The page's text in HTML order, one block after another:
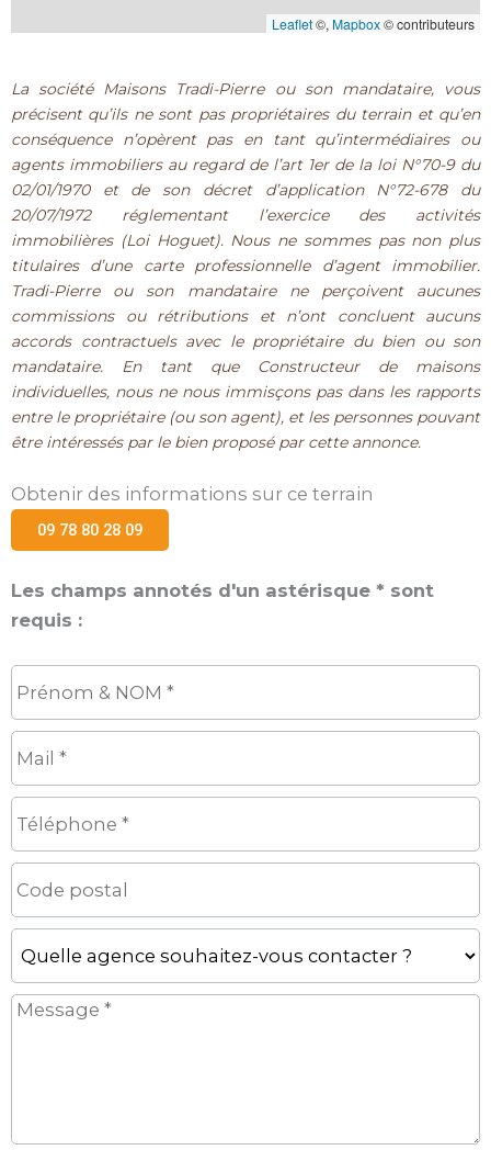
Leaflet©, Mapbox© contributeurs
La société Maisons Tradi-Pierre ou son mandataire, vous
précisent qu’ils ne sont pas propriétaires du terrain et qu’en
conséquence n’opèrent pas en tant qu’intermédiaires ou
agents immobiliers au regard de l’art 1er de la loi N°70-9 du
02/01/1970 et de son décret d’application N°72-678 du
20/07/1972 réglementant l’exercice des activités
immobilières (Loi Hoguet). Nous ne sommes pas non plus
titulaires d’une carte professionnelle d’agent immobilier.
Tradi-Pierre ou son mandataire ne perçoivent aucunes
commissions ou rétributions et n’ont concluent aucuns
accords contractuels avec le propriétaire du bien ou son
mandataire. En tant que Constructeur de maisons
individuelles, nous ne nous immisçons pas dans les rapports
entre le propriétaire (ou son agent), et les personnes pouvant
être intéressés par le bien proposé par cette annonce.
Obtenir des informations sur ce terrain
09 78 80 28 09
Les champs annotés d'un astérisque * sont
requis :